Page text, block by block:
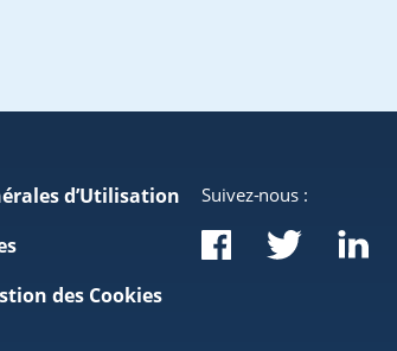
d’Utilisation
des Cookies
Suivez-nous :